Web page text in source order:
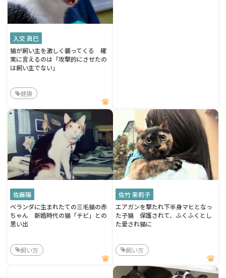
入交 眞巳
猫が飼い主を激しく襲ってくる 確
実に言えるのは「攻撃的にさせたの
は飼い主でない」
健康
佐藤陽
ベランダに生まれたての三毛猫の赤
ちゃん 新婚時代の猫「チビ」との
思い出
飼い方
佐竹 茉莉子
エアガンを撃たれ下半身マヒとなっ
た子猫 保護されて、ふくふくとし
た愛され猫に
飼い方